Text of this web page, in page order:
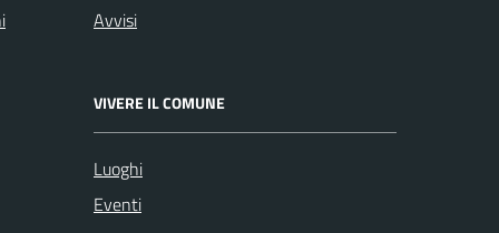
Avvisi
VIVERE IL COMUNE
Luoghi
Eventi